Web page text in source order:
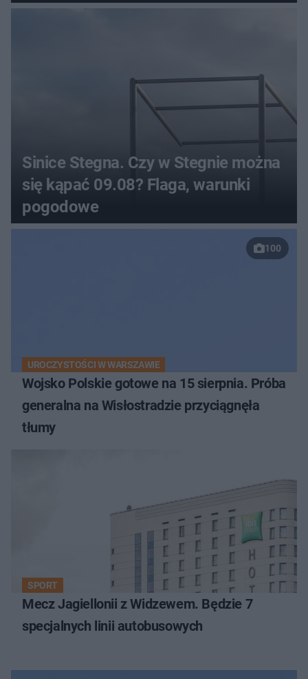
Sinice Stegna. Czy w Stegnie można
się kąpać 09.08? Flaga, warunki
pogodowe
100
UROCZYSTOŚCI W WARSZAWIE
Wojsko Polskie gotowe na 15 sierpnia. Próba
generalna na Wisłostradzie przyciągnęła
tłumy
SPORT
Mecz Jagiellonii z Widzewem. Będzie 7
specjalnych linii autobusowych